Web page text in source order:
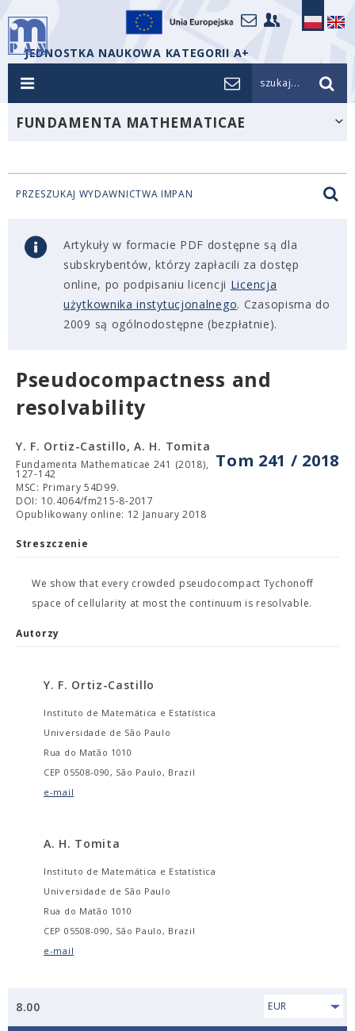
JEDNOSTKA NAUKOWA KATEGORII A+
szukaj...
FUNDAMENTA MATHEMATICAE
PRZESZUKAJ WYDAWNICTWA IMPAN
Artykuły w formacie PDF dostępne są dla
subskrybentów, którzy zapłacili za dostęp
online, po podpisaniu licencji Licencja
użytkownika instytucjonalnego. Czasopisma do
2009 są ogólnodostępne (bezpłatnie).
Pseudocompactness and
resolvability
Tom 241 / 2018
Y. F. Ortiz-Castillo, A. H. Tomita
Fundamenta Mathematicae 241 (2018),
127-142
MSC: Primary 54D99.
DOI: 10.4064/fm215-8-2017
Opublikowany online: 12 January 2018
Streszczenie
We show that every crowded pseudocompact Tychonoff
space of cellularity at most the continuum is resolvable.
Autorzy
Y. F. Ortiz-Castillo
Instituto de Matemática e Estatística
Universidade de São Paulo
Rua do Matão 1010
CEP 05508-090, São Paulo, Brazil
e-mail
A. H. Tomita
Instituto de Matemática e Estatística
Universidade de São Paulo
Rua do Matão 1010
CEP 05508-090, São Paulo, Brazil
e-mail
8.00 EUR